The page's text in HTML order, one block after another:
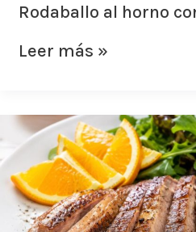
Rodaballo al horno
Leer más »
Secreto
ibérico
con
salsa
de
naranja